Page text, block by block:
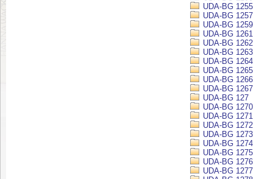
UDA-BG 1255
UDA-BG 1257
UDA-BG 1259
UDA-BG 1261
UDA-BG 1262
UDA-BG 1263
UDA-BG 1264
UDA-BG 1265
UDA-BG 1266
UDA-BG 1267
UDA-BG 127
UDA-BG 1270
UDA-BG 1271
UDA-BG 1272
UDA-BG 1273
UDA-BG 1274
UDA-BG 1275
UDA-BG 1276
UDA-BG 1277